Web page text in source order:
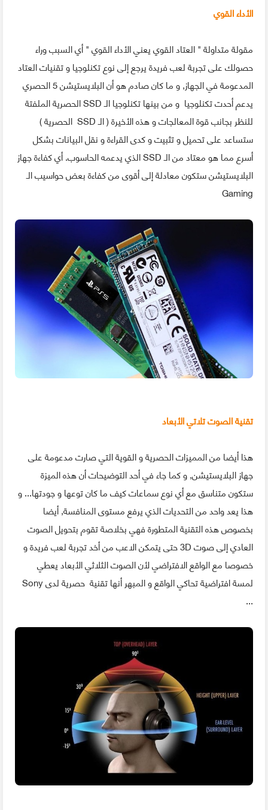
الأداء القوي
مقولة متداولة " العتاد القوي يعني الأداء القوي " أي السبب وراء
حصولك على تجربة لعب فريدة يرجع إلى نوع تكنلوجيا و تقنيات العتاد
المدعومة في الجهاز, و ما كان صادم هو أن البلايستيشن 5 الحصري
يدعم أحدت تكنلوجيا و من بينها تكنلوجيا الـ SSD الحصرية الملفتة
للنظر بجانب قوة المعالجات و هذه الأخيرة ( الـ SSD الحصرية )
ستساعد على تحميل و تثبيت و كدى القراءة و نقل البيانات بشكل
أسرع مما هو معتاد من الـ SSD الذي يدعمه الحاسوب. أي كفاءة جهاز
البلايستيشن ستكون معادلة إلى أقوى من كفاءة بعض حواسيب الـ
Gaming
تقنية الصوت تلاتي الأبعاد
هذا أيضا من المميزات الحصرية و القوية التي صارت مدعومة على
جهاز البلايستيشن, و كما جاء في أحد التوضيحات أن هذه الميزة
ستكون متناسق مع أي نوع سماعات كيف ما كان توعها و جودتها... و
هذا يعد واحد من التحديات الذي يرفع مستوى المنافسة, أيضا
بخصوص هذه التقنية المتطورة فهي بخلاصة تقوم بتحويل الصوت
العادي إلى صوت 3D حتى يتمكن الاعب من أخد تجربة لعب فريدة و
خصوصا مع الواقع الافتراضي لأن الصوت الثلاثي الأبعاد يعطي
...